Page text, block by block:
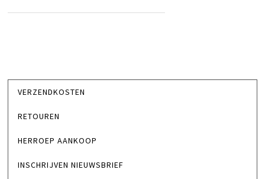
VERZENDKOSTEN
RETOUREN
HERROEP AANKOOP
INSCHRIJVEN NIEUWSBRIEF